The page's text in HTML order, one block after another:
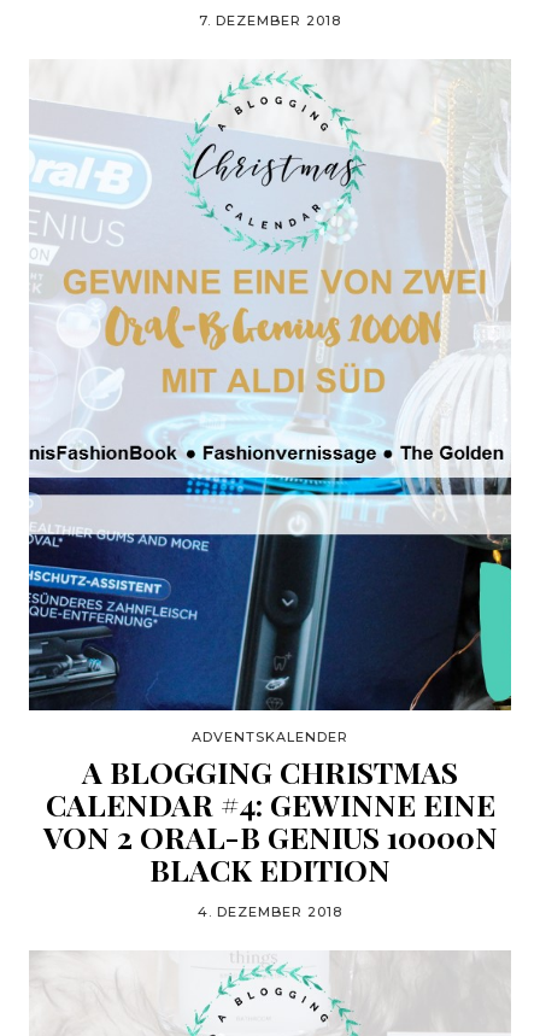
7. DEZEMBER 2018
ADVENTSKALENDER
A BLOGGING CHRISTMAS
CALENDAR #4: GEWINNE EINE
VON 2 ORAL-B GENIUS 10000N
BLACK EDITION
4. DEZEMBER 2018